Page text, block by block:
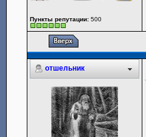
Пункты репутации: 500
отшельник